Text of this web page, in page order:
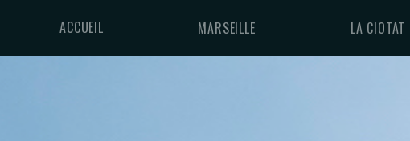
ACCUEIL MARSEILLE LA CIOTAT